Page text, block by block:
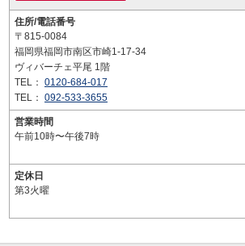
住所/電話番号
〒815-0084
福岡県福岡市南区市崎1-17-34
ヴィバーチェ平尾 1階
TEL： 0120-684-017
TEL： 092-533-3655
営業時間
午前10時〜午後7時
定休日
第3火曜